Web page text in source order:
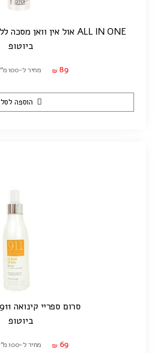
ALL IN ONE אול אין וואן מסכה ללא שטיפה 911 | 150 מ"ל
ביוטופ
₪ 89 מחיר ל-100 מ"ל: ₪59.33
הוספה לסל
סרום ספריי קינואה 911 | 285 מ"ל
ביוטופ
₪ 69 מחיר ל-100 מ"ל: ₪24.21